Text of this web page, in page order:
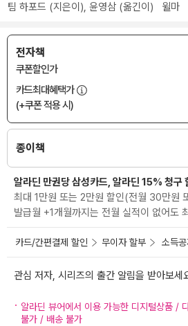
팀 하포드 (지은이), 윤영삼 (옮긴이) 윌마
전자책
쿠폰할인가
카드최대혜택가
(+쿠폰 적용 시)
종이책
알라딘 만권당 삼성카드, 알라딘 15% 청구
최대 1만원 또는 2만원 할인(전월 30만원
발급월 +1개월까지는 전월 실적이 없어도
카드/간편결제 할인 무이자 할부 소득
관심 저자, 시리즈의 출간 알림을 받아보세
알라딘 뷰어에서 이용 가능한 디지털상품 /
불가 / 배송 불가